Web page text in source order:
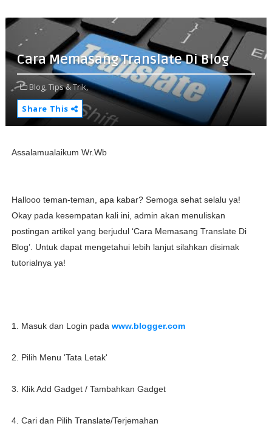
Cara Memasang Translate Di Blog
Blog,Tips & Trik,
Share This
Assalamualaikum Wr.Wb
Hallooo teman-teman, apa kabar? Semoga sehat selalu ya!
Okay pada kesempatan kali ini, admin akan menuliskan
postingan artikel yang berjudul ‘Cara Memasang Translate Di
Blog’. Untuk dapat mengetahui lebih lanjut silahkan disimak
tutorialnya ya!
1. Masuk dan Login pada www.blogger.com
2. Pilih Menu 'Tata Letak'
3. Klik Add Gadget / Tambahkan Gadget
4. Cari dan Pilih Translate/Terjemahan